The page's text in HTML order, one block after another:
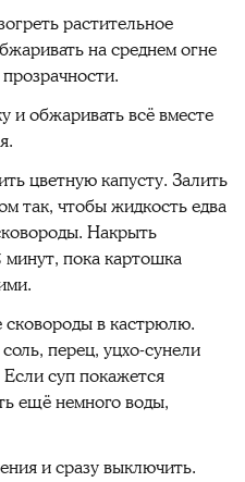
растительное
на среднем огне
и обжаривать всё вместе
цветную капусту. Залить
так, чтобы жидкость едва
Накрыть
пока картошка
в кастрюлю.
перец, уцхо-сунели
суп покажется
ещё немного воды,
и сразу выключить.